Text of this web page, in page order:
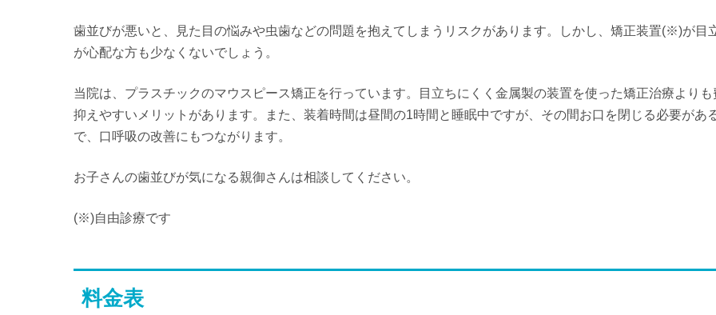
歯並びが悪いと、見た目の悩みや虫歯などの問題を抱えてしまうリスクがあります。しかし、矯正装置(※)が目
が心配な方も少なくないでしょう。
当院は、プラスチックのマウスピース矯正を行っています。目立ちにくく金属製の装置を使った矯正治療よりも
抑えやすいメリットがあります。また、装着時間は昼間の1時間と睡眠中ですが、その間お口を閉じる必要があ
で、口呼吸の改善にもつながります。
お子さんの歯並びが気になる親御さんは相談してください。
(※)自由診療です
料金表